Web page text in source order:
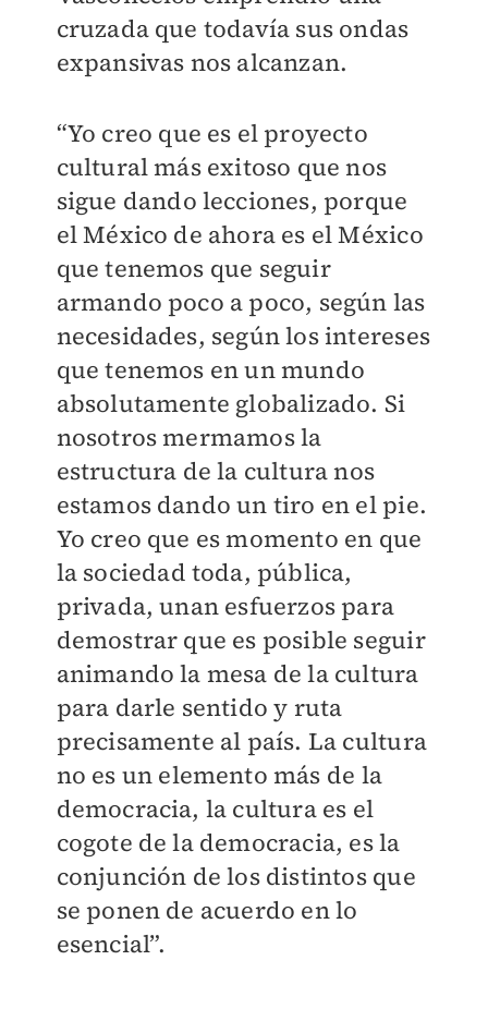
cruzada que todavía sus ondas
expansivas nos alcanzan.
“Yo creo que es el proyecto
cultural más exitoso que nos
sigue dando lecciones, porque
el México de ahora es el México
que tenemos que seguir
armando poco a poco, según las
necesidades, según los intereses
que tenemos en un mundo
absolutamente globalizado. Si
nosotros mermamos la
estructura de la cultura nos
estamos dando un tiro en el pie.
Yo creo que es momento en que
la sociedad toda, pública,
privada, unan esfuerzos para
demostrar que es posible seguir
animando la mesa de la cultura
para darle sentido y ruta
precisamente al país. La cultura
no es un elemento más de la
democracia, la cultura es el
cogote de la democracia, es la
conjunción de los distintos que
se ponen de acuerdo en lo
esencial”.